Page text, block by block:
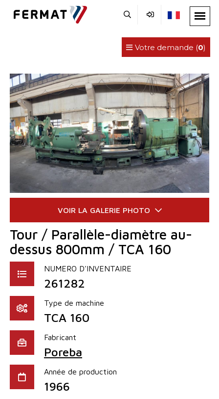
Votre demande (0)
Tour / Parallèle-diamètre au-
dessus 800mm / TCA 160
NUMERO D'INVENTAIRE
261282
Type de machine
TCA 160
Fabricant
Poreba
Année de production
1966